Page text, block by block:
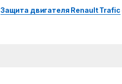
Защита двигателя Renault Trafic